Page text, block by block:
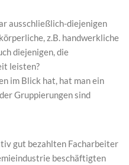
ausschließlich-diejenigen
z.B. handwerkliche
diejenigen, die
leisten?
im Blick hat, hat man ein
Gruppierungen sind
gut bezahlten Facharbeiter
beschäftigten